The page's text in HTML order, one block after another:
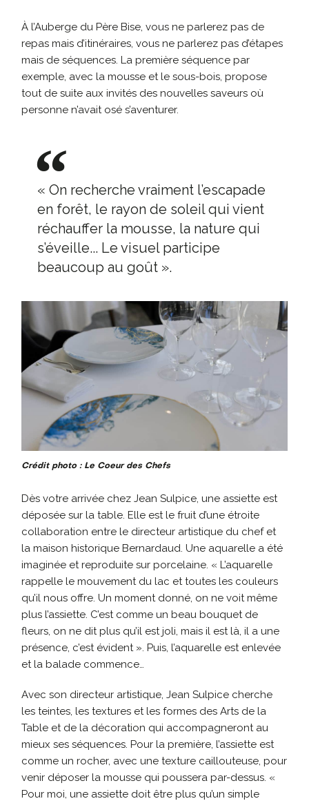
À l’Auberge du Père Bise, vous ne parlerez pas de
repas mais d’itinéraires, vous ne parlerez pas d’étapes
mais de séquences. La première séquence par
exemple, avec la mousse et le sous-bois, propose
tout de suite aux invités des nouvelles saveurs où
personne n’avait osé s’aventurer.
« On recherche vraiment l’escapade
en forêt, le rayon de soleil qui vient
réchauffer la mousse, la nature qui
s’éveille... Le visuel participe
beaucoup au goût ».
Crédit photo : Le Coeur des Chefs
Dès votre arrivée chez Jean Sulpice, une assiette est
déposée sur la table. Elle est le fruit d’une étroite
collaboration entre le directeur artistique du chef et
la maison historique Bernardaud. Une aquarelle a été
imaginée et reproduite sur porcelaine. « L’aquarelle
rappelle le mouvement du lac et toutes les couleurs
qu’il nous offre. Un moment donné, on ne voit même
plus l’assiette. C’est comme un beau bouquet de
fleurs, on ne dit plus qu’il est joli, mais il est là, il a une
présence, c’est évident ». Puis, l’aquarelle est enlevée
et la balade commence…
Avec son directeur artistique, Jean Sulpice cherche
les teintes, les textures et les formes des Arts de la
Table et de la décoration qui accompagneront au
mieux ses séquences. Pour la première, l’assiette est
comme un rocher, avec une texture caillouteuse, pour
venir déposer la mousse qui poussera par-dessus. «
Pour moi, une assiette doit être plus qu’un simple